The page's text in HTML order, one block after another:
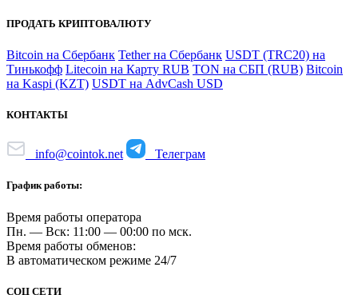
ПРОДАТЬ КРИПТОВАЛЮТУ
Bitcoin на Сбербанк Tether на Сбербанк USDT (TRC20) на
Тинькофф Litecoin на Карту RUB TON на СБП (RUB) Bitcoin
на Kaspi (KZT) USDT на AdvCash USD
КОНТАКТЫ
info@cointok.net Телеграм
График работы:
Время работы оператора
Пн. — Вск: 11:00 — 00:00 по мск.
Время работы обменов:
В автоматическом режиме 24/7
СОЦ СЕТИ